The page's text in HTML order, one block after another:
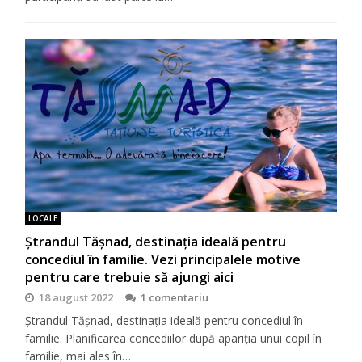
LOCALE
Ștrandul Tășnad, destinația ideală pentru
concediul în familie. Vezi principalele motive
pentru care trebuie să ajungi aici
18 august 2022 1 comentariu
Ștrandul Tășnad, destinația ideală pentru concediul în
familie. Planificarea concediilor după apariția unui copil în
familie, mai ales în…